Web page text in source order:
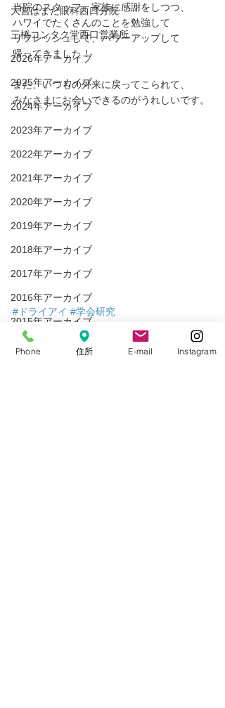
大宮はまだ眼科西口分院
三橋コンタク堂西口営業所
2026年アーカイブ
2025年アーカイブ
2024年アーカイブ
2023年アーカイブ
2022年アーカイブ
2021年アーカイブ
2020年アーカイブ
2019年アーカイブ
2018年アーカイブ
2017年アーカイブ
2016年アーカイブ
2015年アーカイブ
当院のスタッフ、家族に感謝をしつつ、
ハワイでたくさんのことを勉強して
リフレッシュして、パワーアップして
帰ってきました！
また、いつもの外来に戻ってこられて、
みなさまにお会いできるのがうれしいです。
#ドライアイ #学会研究
マイボーム腺機能不全
学会研究
Phone 住所 E-mail Instagram